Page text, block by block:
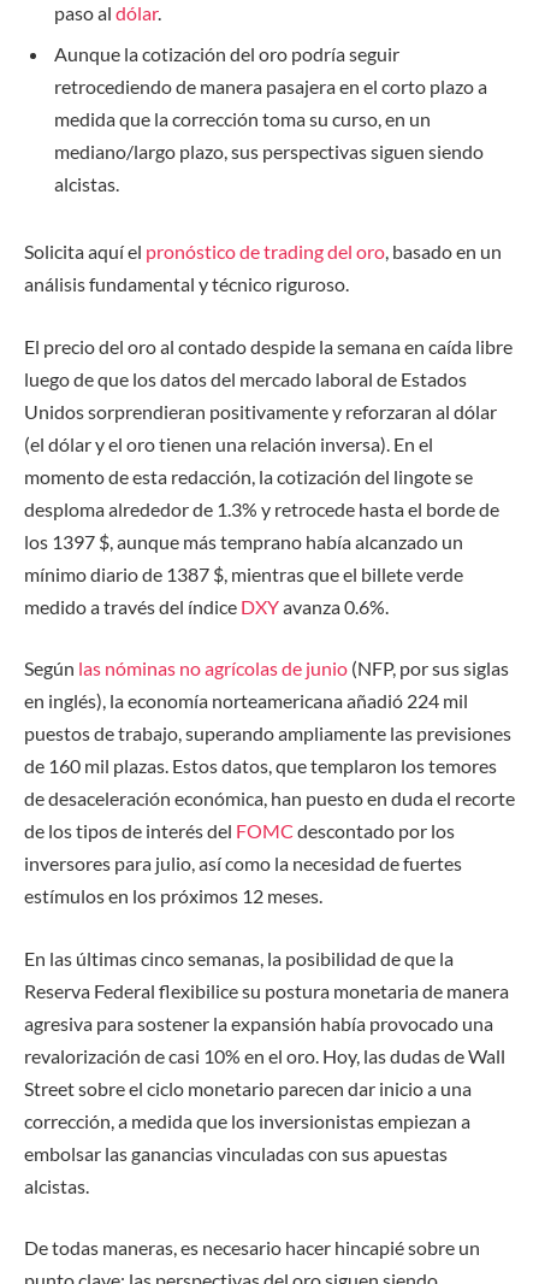
paso al dólar.
Aunque la cotización del oro podría seguir
retrocediendo de manera pasajera en el corto plazo a
medida que la corrección toma su curso, en un
mediano/largo plazo, sus perspectivas siguen siendo
alcistas.
Solicita aquí el pronóstico de trading del oro, basado en un
análisis fundamental y técnico riguroso.
El precio del oro al contado despide la semana en caída libre
luego de que los datos del mercado laboral de Estados
Unidos sorprendieran positivamente y reforzaran al dólar
(el dólar y el oro tienen una relación inversa). En el
momento de esta redacción, la cotización del lingote se
desploma alrededor de 1.3% y retrocede hasta el borde de
los 1397 $, aunque más temprano había alcanzado un
mínimo diario de 1387 $, mientras que el billete verde
medido a través del índice DXYavanza 0.6%.
Según las nóminas no agrícolas de junio (NFP, por sus siglas
en inglés), la economía norteamericana añadió 224 mil
puestos de trabajo, superando ampliamente las previsiones
de 160 mil plazas. Estos datos, que templaron los temores
de desaceleración económica, han puesto en duda el recorte
de los tipos de interés del FOMC descontado por los
inversores para julio, así como la necesidad de fuertes
estímulos en los próximos 12 meses.
En las últimas cinco semanas, la posibilidad de que la
Reserva Federal flexibilice su postura monetaria de manera
agresiva para sostener la expansión había provocado una
revalorización de casi 10% en el oro. Hoy, las dudas de Wall
Street sobre el ciclo monetario parecen dar inicio a una
corrección, a medida que los inversionistas empiezan a
embolsar las ganancias vinculadas con sus apuestas
alcistas.
De todas maneras, es necesario hacer hincapié sobre un